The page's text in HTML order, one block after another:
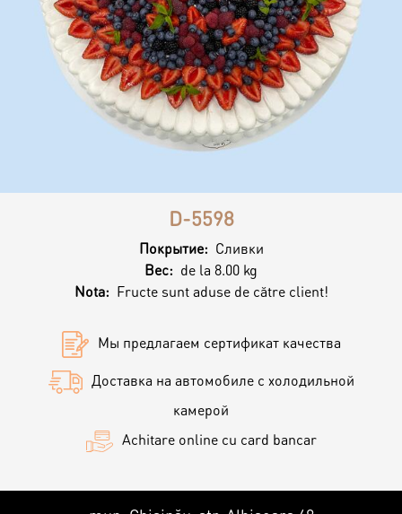
Персонализированный Десерт
Кэнди Бар
Кондитерская
Торты
Макарон
Круассаны и маффины
О нас
Контакты
D-5598
Покрытие: Сливки
Вес: de la 8.00 kg
Nota: Fructe sunt aduse de către client!
Мы предлагаем сертификат качества
Доставка на автомобиле с холодильной
камерой
Achitare online cu card bancar